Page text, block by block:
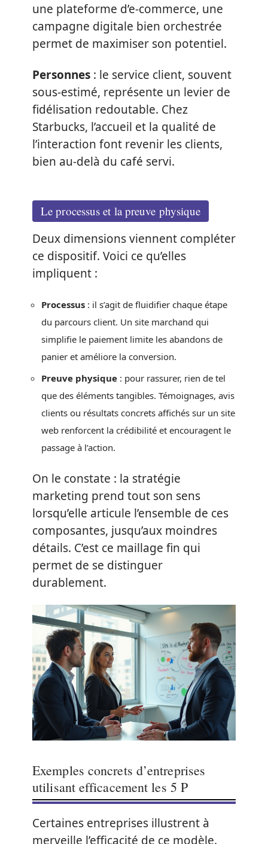
une plateforme d’e-commerce, une
campagne digitale bien orchestrée
permet de maximiser son potentiel.
Personnes : le service client, souvent
sous-estimé, représente un levier de
fidélisation redoutable. Chez
Starbucks, l’accueil et la qualité de
l’interaction font revenir les clients,
bien au-delà du café servi.
Le processus et la preuve physique
Deux dimensions viennent compléter
ce dispositif. Voici ce qu’elles
impliquent :
Processus : il s’agit de fluidifier chaque étape
du parcours client. Un site marchand qui
simplifie le paiement limite les abandons de
panier et améliore la conversion.
Preuve physique : pour rassurer, rien de tel
que des éléments tangibles. Témoignages, avis
clients ou résultats concrets affichés sur un site
web renforcent la crédibilité et encouragent le
passage à l’action.
On le constate : la stratégie
marketing prend tout son sens
lorsqu’elle articule l’ensemble de ces
composantes, jusqu’aux moindres
détails. C’est ce maillage fin qui
permet de se distinguer
durablement.
Exemples concrets d’entreprises
utilisant efficacement les 5 P
Certaines entreprises illustrent à
merveille l’efficacité de ce modèle.